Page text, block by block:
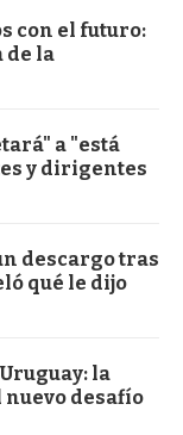
con el futuro:
de la
a "está
y dirigentes
descargo tras
qué le dijo
la
desafío